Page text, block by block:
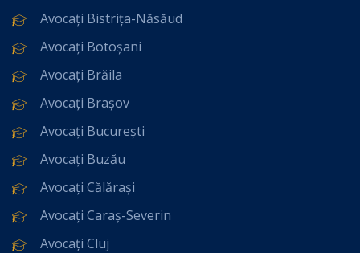
Avocați Bistrița-Năsăud
Avocați Botoșani
Avocați Brăila
Avocați Brașov
Avocați București
Avocați Buzău
Avocați Călărași
Avocați Caraș-Severin
Avocați Cluj